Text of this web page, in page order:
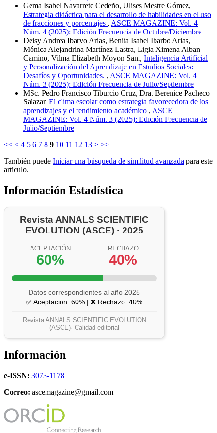
Gema Isabel Navarrete Cedeño, Ulises Mestre Gómez,
Estrategia didáctica para el desarrollo de habilidades en el uso
de fracciones y porcentajes , ASCE MAGAZINE: Vol. 4
Núm. 4 (2025): Edición Frecuencia de Octubre/Diciembre
Deisy Andrea Ibarvo Arias, Benita Isabel Ibarbo Arias,
Mónica Alejandrina Martínez Lastra, Ligia Ximena Alban
Camino, Vilma Elizabeth Moyon Sani, Inteligencia Artificial
y Personalización del Aprendizaje en Estudios Sociales:
Desafíos y Oportunidades. , ASCE MAGAZINE: Vol. 4
Núm. 3 (2025): Edición Frecuencia de Julio/Septiembre
MSc. Pedro Francisco Tiburcio Cruz, Dra. Berenice Pacheco
Salazar, El clima escolar como estrategia favorecedora de los
aprendizajes y el rendimiento académico , ASCE
MAGAZINE: Vol. 4 Núm. 3 (2025): Edición Frecuencia de
Julio/Septiembre
<< < 4 5 6 7 8 9 10 11 12 13 > >>
También puede Iniciar una búsqueda de similitud avanzada para este
artículo.
Información Estadística
Revista ANNALS SCIENTIFIC
EVOLUTION (ASCE) · 2025
ACEPTACIÓN
60%
RECHAZO
40%
Datos correspondientes al año 2025
✅ Aceptación: 60% | ❌ Rechazo: 40%
Revista ANNALS SCIENTIFIC EVOLUTION
(ASCE)· Calidad editorial
Información
e-ISSN: 3073-1178
Correo: ascemagazine@gmail.com